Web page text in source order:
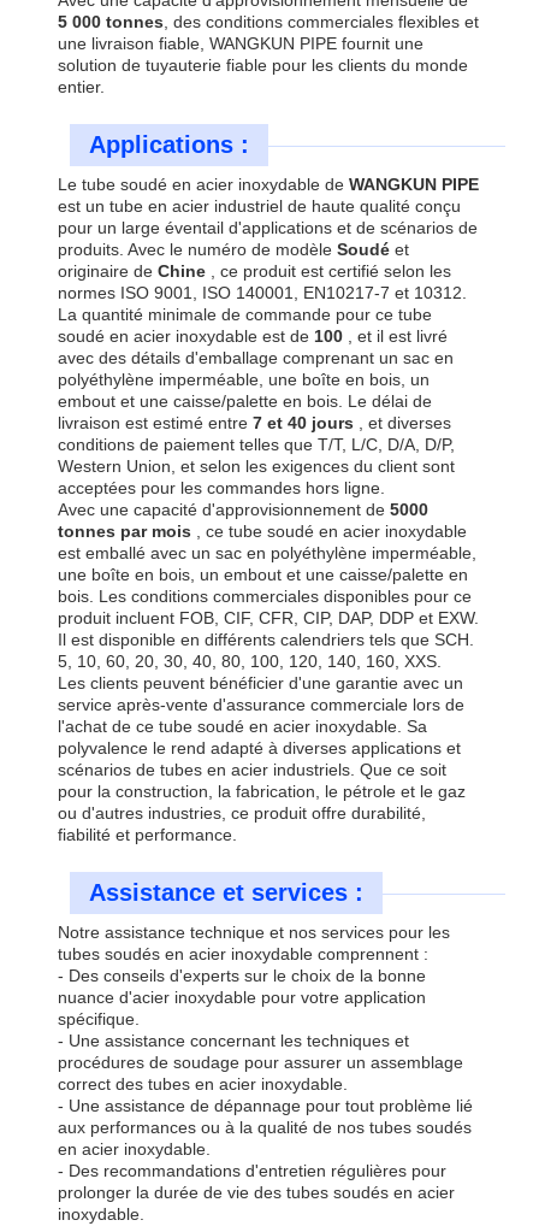
5 000 tonnes, des conditions commerciales flexibles et
une livraison fiable, WANGKUN PIPE fournit une
solution de tuyauterie fiable pour les clients du monde
entier.
Applications :
Le tube soudé en acier inoxydable de WANGKUN PIPE
est un tube en acier industriel de haute qualité conçu
pour un large éventail d'applications et de scénarios de
produits. Avec le numéro de modèle Soudé et
originaire de Chine , ce produit est certifié selon les
normes ISO 9001, ISO 140001, EN10217-7 et 10312.
La quantité minimale de commande pour ce tube
soudé en acier inoxydable est de 100 , et il est livré
avec des détails d'emballage comprenant un sac en
polyéthylène imperméable, une boîte en bois, un
embout et une caisse/palette en bois. Le délai de
livraison est estimé entre 7 et 40 jours , et diverses
conditions de paiement telles que T/T, L/C, D/A, D/P,
Western Union, et selon les exigences du client sont
acceptées pour les commandes hors ligne.
Avec une capacité d'approvisionnement de 5000
tonnes par mois , ce tube soudé en acier inoxydable
est emballé avec un sac en polyéthylène imperméable,
une boîte en bois, un embout et une caisse/palette en
bois. Les conditions commerciales disponibles pour ce
produit incluent FOB, CIF, CFR, CIP, DAP, DDP et EXW.
Il est disponible en différents calendriers tels que SCH.
5, 10, 60, 20, 30, 40, 80, 100, 120, 140, 160, XXS.
Les clients peuvent bénéficier d'une garantie avec un
service après-vente d'assurance commerciale lors de
l'achat de ce tube soudé en acier inoxydable. Sa
polyvalence le rend adapté à diverses applications et
scénarios de tubes en acier industriels. Que ce soit
pour la construction, la fabrication, le pétrole et le gaz
ou d'autres industries, ce produit offre durabilité,
fiabilité et performance.
Assistance et services :
Notre assistance technique et nos services pour les
tubes soudés en acier inoxydable comprennent :
- Des conseils d'experts sur le choix de la bonne
nuance d'acier inoxydable pour votre application
spécifique.
- Une assistance concernant les techniques et
procédures de soudage pour assurer un assemblage
correct des tubes en acier inoxydable.
- Une assistance de dépannage pour tout problème lié
aux performances ou à la qualité de nos tubes soudés
en acier inoxydable.
- Des recommandations d'entretien régulières pour
prolonger la durée de vie des tubes soudés en acier
inoxydable.